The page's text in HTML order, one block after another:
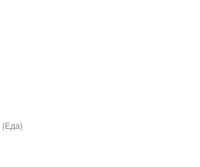
(Еда)